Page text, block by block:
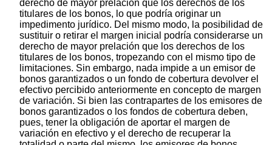
derecho de mayor prelación que los derechos de los
titulares de los bonos, lo que podría originar un
impedimento jurídico. Del mismo modo, la posibilidad de
sustituir o retirar el margen inicial podría considerarse un
derecho de mayor prelación que los derechos de los
titulares de los bonos, tropezando con el mismo tipo de
limitaciones. Sin embargo, nada impide a un emisor de
bonos garantizados o un fondo de cobertura devolver el
efectivo percibido anteriormente en concepto de margen
de variación. Si bien las contrapartes de los emisores de
bonos garantizados o los fondos de cobertura deben,
pues, tener la obligación de aportar el margen de
variación en efectivo y el derecho de recuperar la